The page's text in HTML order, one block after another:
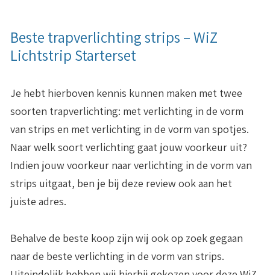
Beste trapverlichting strips – WiZ
Lichtstrip Starterset
Je hebt hierboven kennis kunnen maken met twee
soorten trapverlichting: met verlichting in de vorm
van strips en met verlichting in de vorm van spotjes.
Naar welk soort verlichting gaat jouw voorkeur uit?
Indien jouw voorkeur naar verlichting in de vorm van
strips uitgaat, ben je bij deze review ook aan het
juiste adres.
Behalve de beste koop zijn wij ook op zoek gegaan
naar de beste verlichting in de vorm van strips.